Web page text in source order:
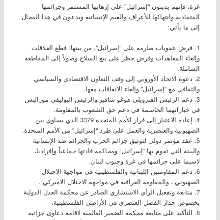
غزة، فإنهم يدينون “إسرائيل” على إرهابها المستمر وجرائمها
المتمادية وانتهاكها للأعراف والقيم الإنسانية ويدعون في هذا المجال
إلى ما يأتي:
1. فرض عقوبات صارمة على “إسرائيل”, من بينها: قطع العلاقات
وإلغاء المعاهدات وفرض حظر على بيع السلاح وصولاً إلى المقاطعة
الشاملة.
2. دعوة الاتحاد الأوروبي إلى وقف التعاون الاقتصادي والسياسي
والثقافي مع “إسرائيل” وإلغاء الاتفاقات معها.
3. دعم الرئيس الفنزويلي هوغو شافيز والرئيس البوليفي موراليس
في خياراتهما الحاسمة في دعم حق الشعوب بالمقاومة.
4. إعادة الاعتبار إلى قرار الأمم المتحدة 3379 الذي يساوي بين
الصهيونية والعنصرية والعمل على طرد “إسرائيل” من الأمم المتحدة.
5. عقد مؤتمر دولي لتوثيق جرائم الحرب والجرائم ضد الإنسانية
والبيئة التي تقوم بها “إسرائيل” ومحاكمة قادتها جماعياً وإفراديا،
لاسيما على جرائمها في غزة وجنوب لبنان.
6. دعم المقاومتين اللبنانية والفلسطينية في مواجهة الاحتلال
الصهيوني ، والمقاومة العراقية في مواجهة الاحتلال الاميركي .
7. متابعة وتفعيل الرأي الاستشاري الصادر عن محكمة العدل الدولية
بخصوص جدار الفصل العنصري في الأراضي الفلسطينية.
8. التأكيد على متابعة محكمة الضمير العالمية لاقامة دعاوى جزائية